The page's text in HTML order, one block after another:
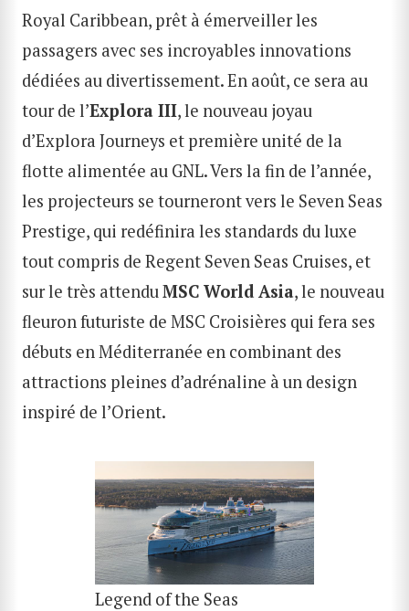
Royal Caribbean, prêt à émerveiller les
passagers avec ses incroyables innovations
dédiées au divertissement. En août, ce sera au
tour de l’Explora III, le nouveau joyau
d’Explora Journeys et première unité de la
flotte alimentée au GNL. Vers la fin de l’année,
les projecteurs se tourneront vers le Seven Seas
Prestige, qui redéfinira les standards du luxe
tout compris de Regent Seven Seas Cruises, et
sur le très attenduMSC World Asia, le nouveau
fleuron futuriste de MSC Croisières qui fera ses
débuts en Méditerranée en combinant des
attractions pleines d’adrénaline à un design
inspiré de l’Orient.
Legend of the Seas